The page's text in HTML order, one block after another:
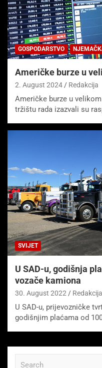
GOSPODARSTVO
Američke burze u
2. August 2024 Redakcija
Američke burze u
tržištu rada izazvali su
SVIJET
U SAD-u, godišnja
vozače kamiona
30. August 2022 Redakcija
U SAD-u, prijevozničke
godišnjim plaćama od